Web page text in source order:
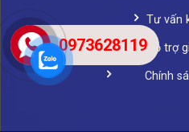
Tư vấn
Hỗ trợ
Chính
0973628119